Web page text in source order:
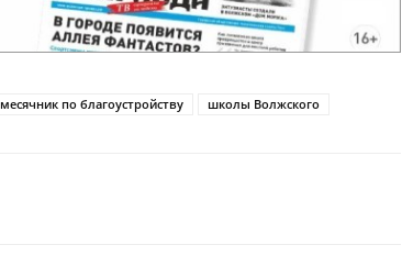
месячник по благоустройству школы Волжского